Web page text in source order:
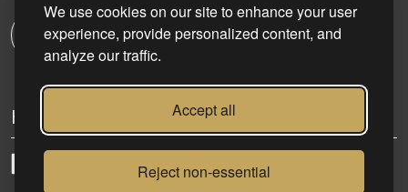
We use cookies on our site to enhance your user
experience, provide personalized content, and
analyze our traffic.
Accept all
Reject non-essential
Kapcsolatfelvétel
Kövess minket: